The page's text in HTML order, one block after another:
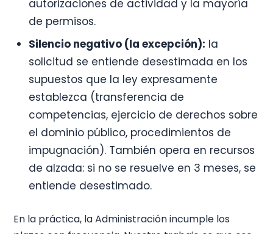
autorizaciones de actividad y la mayoría
de permisos.
Silencio negativo (la excepción): la
solicitud se entiende desestimada en los
supuestos que la ley expresamente
establezca (transferencia de
competencias, ejercicio de derechos sobre
el dominio público, procedimientos de
impugnación). También opera en recursos
de alzada: si no se resuelve en 3 meses, se
entiende desestimado.
En la práctica, la Administración incumple los